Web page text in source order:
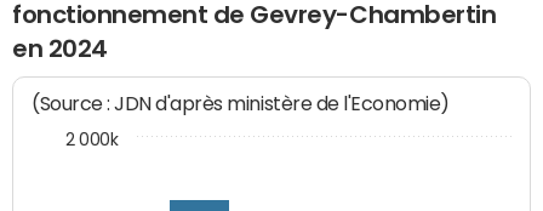
fonctionnement de Gevrey-Chambertin
en 2024
(Source : JDN d'après ministère de l'Economie)
2 000k